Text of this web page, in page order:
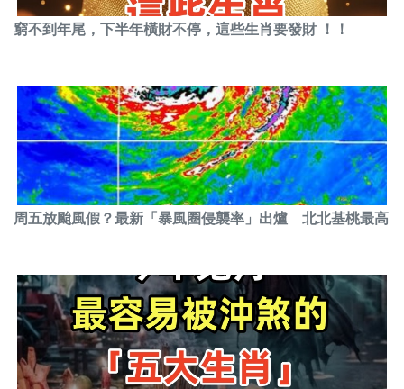
窮不到年尾，下半年橫財不停，這些生肖要發財 ！！
周五放颱風假？最新「暴風圈侵襲率」出爐 北北基桃最高